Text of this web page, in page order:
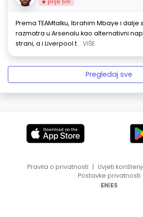
prije 5m
Prema TEAMtalku, Ibrahim Mbaye i dalje
razmatra u Arsenalu kao alternativni
strani, a i Liverpool t... VIŠE
Pregledaj sve
Pravila o privatnosti | Uvjeti
Postavke privatnosti
EN|ES